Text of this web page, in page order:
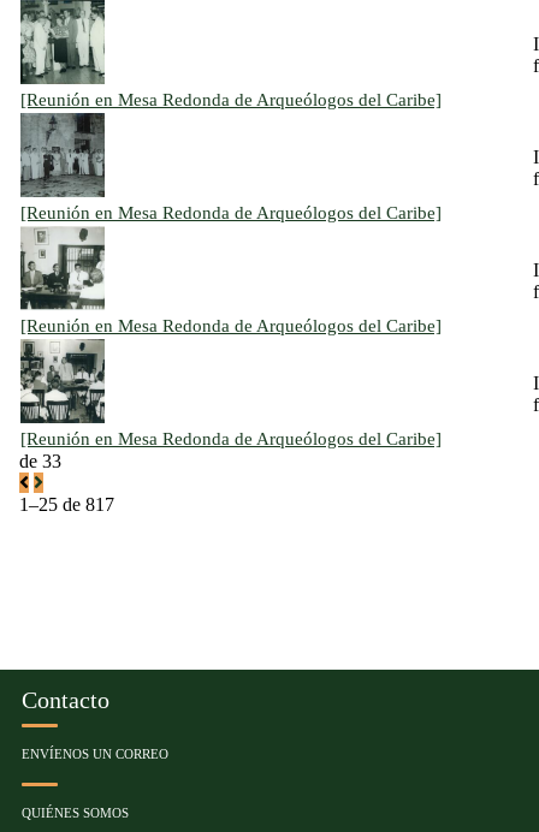
[Reunión en Mesa Redonda de Arqueólogos del Caribe]
[Reunión en Mesa Redonda de Arqueólogos del Caribe]
[Reunión en Mesa Redonda de Arqueólogos del Caribe]
[Reunión en Mesa Redonda de Arqueólogos del Caribe]
de 33
1–25 de 817
Contacto
ENVÍENOS UN CORREO
QUIÉNES SOMOS